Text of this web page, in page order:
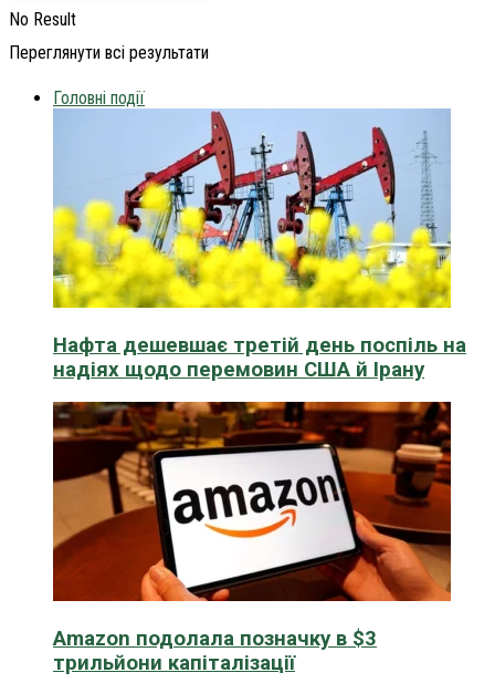
No Result
Переглянути всі результати
Головні події
Нафта дешевшає третій день поспіль на
надіях щодо перемовин США й Ірану
Amazon подолала позначку в $3
трильйони капіталізації